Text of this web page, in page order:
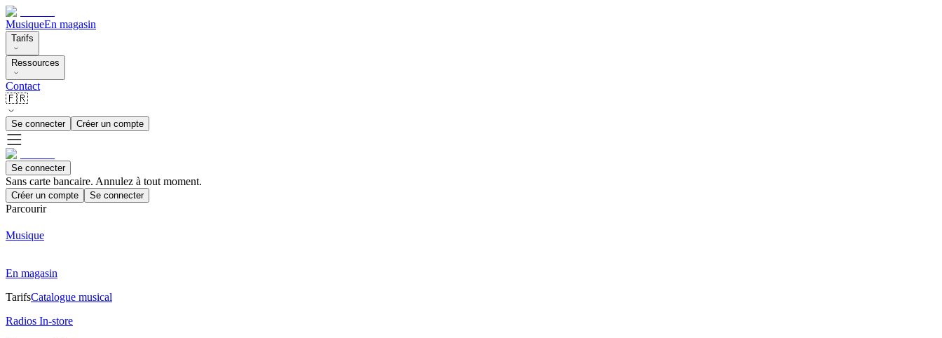
MusiqueEn magasin
Tarifs
Ressources
Contact
🇫🇷
Se connecter Créer un compte
Se connecter
Sans carte bancaire. Annulez à tout moment.
Créer un compte Se connecter
Parcourir
Musique
En magasin
TarifsCatalogue musical
Radios In-store